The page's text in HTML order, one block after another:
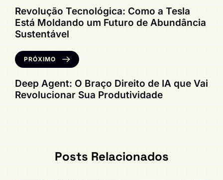
Revolução Tecnológica: Como a Tesla
Está Moldando um Futuro de Abundância
Sustentável
PRÓXIMO
Deep Agent: O Braço Direito de IA que Vai
Revolucionar Sua Produtividade
Posts Relacionados